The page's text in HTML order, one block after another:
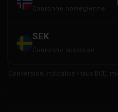
Couronne norvégienne
SEK
Couronne suédoise